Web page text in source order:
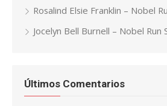
Rosalind Elsie Franklin – Nobel
Jocelyn Bell Burnell – Nobel Run
Últimos Comentarios